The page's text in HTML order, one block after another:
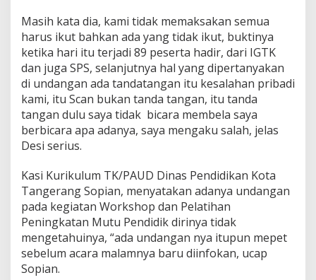
Masih kata dia, kami tidak memaksakan semua
harus ikut bahkan ada yang tidak ikut, buktinya
ketika hari itu terjadi 89 peserta hadir, dari IGTK
dan juga SPS, selanjutnya hal yang dipertanyakan
di undangan ada tandatangan itu kesalahan pribadi
kami, itu Scan bukan tanda tangan, itu tanda
tangan dulu saya tidak bicara membela saya
berbicara apa adanya, saya mengaku salah, jelas
Desi serius.
Kasi Kurikulum TK/PAUD Dinas Pendidikan Kota
Tangerang Sopian, menyatakan adanya undangan
pada kegiatan Workshop dan Pelatihan
Peningkatan Mutu Pendidik dirinya tidak
mengetahuinya, “ada undangan nya itupun mepet
sebelum acara malamnya baru diinfokan, ucap
Sopian.